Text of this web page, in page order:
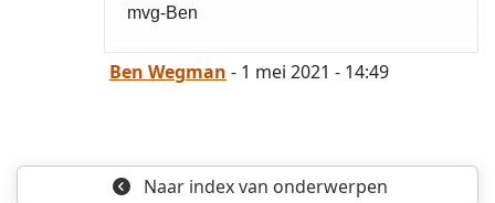
mvg-Ben
Ben Wegman - 1 mei 2021 - 14:49
Naar indexvan onderwerpen
opgelost